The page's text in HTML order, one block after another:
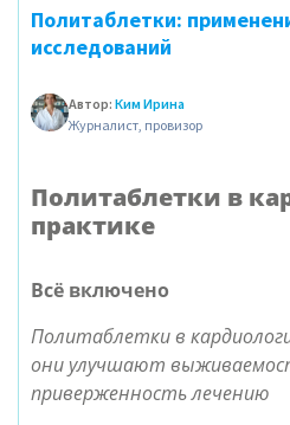
Политаблетки:
исследований
Автор: Ким Ирина
Журналист, провизор
Политаблетки в
практике
Всё включено
Политаблетки в
они улучшают
приверженность лечению